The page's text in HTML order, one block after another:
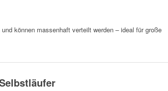
können massenhaft verteilt werden – ideal für große